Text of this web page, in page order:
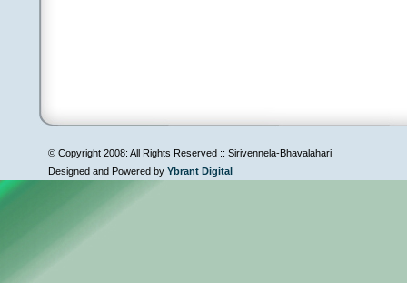
© Copyright 2008: All Rights Reserved :: Sirivennela-Bhavalahari
Designed and Powered by Ybrant Digital